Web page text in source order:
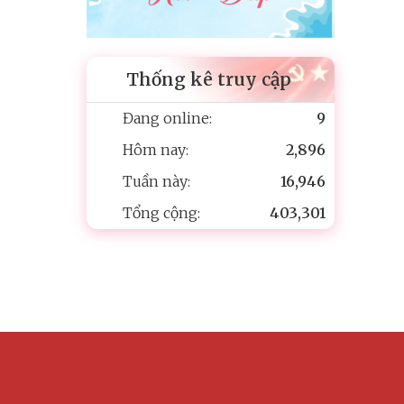
Thống kê truy cập
Đang online:
9
Hôm nay:
2,896
Tuần này:
16,946
Tổng cộng:
403,301